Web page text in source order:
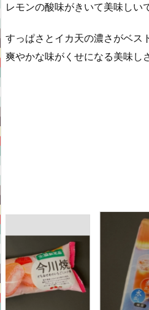
レモンの酸味がきいて美味しい
すっぱさとイカ天の濃さがベス
爽やかな味がくせになる美味し